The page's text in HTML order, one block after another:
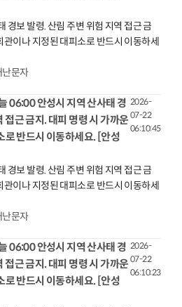
경보 발령. 산림 주변 위험 지역 접근 금
관이나 지정된 대피소로 반드시 이동하세
난문자
안성시 지역 산사태 경
접근 금지. 대피 명령 시 가까운
로 반드시 이동하세요. [안성
2026-
07-22
06:10:45
경보 발령. 산림 주변 위험 지역 접근 금
관이나 지정된 대피소로 반드시 이동하세
난문자
안성시 지역 산사태 경
접근 금지. 대피 명령 시 가까운
로 반드시 이동하세요. [안성
2026-
07-22
06:10:23